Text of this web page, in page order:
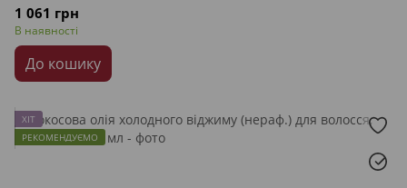
1 061 грн
В наявності
До кошику
ХІТ
РЕКОМЕНДУЄМО